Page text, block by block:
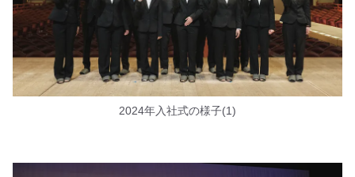
2024年入社式の様子(1)